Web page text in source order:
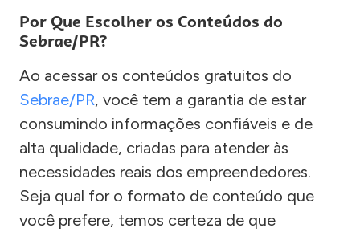
Por Que Escolher os Conteúdos do
Sebrae/PR?
Ao acessar os conteúdos gratuitos do
Sebrae/PR, você tem a garantia de estar
consumindo informações confiáveis e de
alta qualidade, criadas para atender às
necessidades reais dos empreendedores.
Seja qual for o formato de conteúdo que
você prefere, temos certeza de que